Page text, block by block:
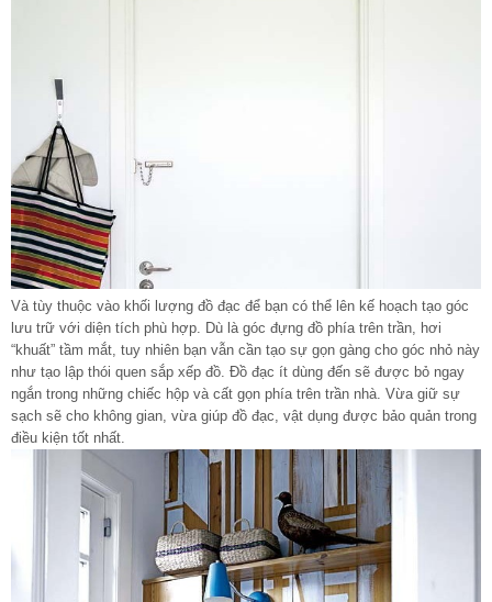
Và tùy thuộc vào khối lượng đồ đạc để bạn có thể lên kế hoạch tạo góc
lưu trữ với diện tích phù hợp. Dù là góc đựng đồ phía trên trần, hơi
“khuất” tầm mắt, tuy nhiên bạn vẫn cần tạo sự gọn gàng cho góc nhỏ này
như tạo lập thói quen sắp xếp đồ. Đồ đạc ít dùng đến sẽ được bỏ ngay
ngắn trong những chiếc hộp và cất gọn phía trên trần nhà. Vừa giữ sự
sạch sẽ cho không gian, vừa giúp đồ đạc, vật dụng được bảo quản trong
điều kiện tốt nhất.